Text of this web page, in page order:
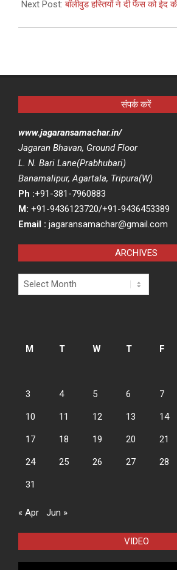
Next Post:बॉलीवुड हस्तियों ने दी फैंस को ईद
संपर्क करें
www.jagaransamachar.in/
Jagaran Bhavan, Ground Floor
L. N. Bari Lane(Prabhubari)
Banamalipur, Agartala, Tripura(W)
Ph :+91-381-7960883
M: +91-9436123720/+91-9436453389
Email : jagaransamachar@gmail.com
ARCHIVES
Archives
M
T W T F
3 4 5 6 7
10 11 12 13 14
17 18 19 20 21
24 25 26 27 28
31
« Apr Jun »
VIDEO